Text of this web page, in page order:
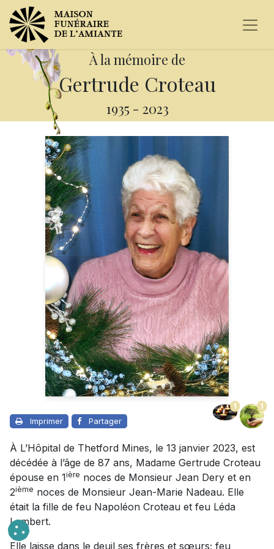
À la mémoire de
Gertrude Croteau
1935 - 2023
Imprimer Partager
1 1
À L’Hôpital de Thetford Mines, le 13 janvier 2023, est
décédée à l’âge de 87 ans, Madame Gertrude Croteau
épouse en 1ière noces de Monsieur Jean Dery et en
2ième noces de Monsieur Jean-Marie Nadeau. Elle
était la fille de feu Napoléon Croteau et feu Léda
Lambert.
Elle laisse dans le deuil ses frères et sœurs; feu